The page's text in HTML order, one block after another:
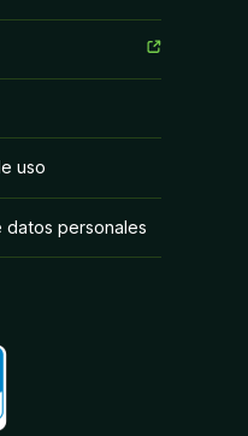
uso
datos personales